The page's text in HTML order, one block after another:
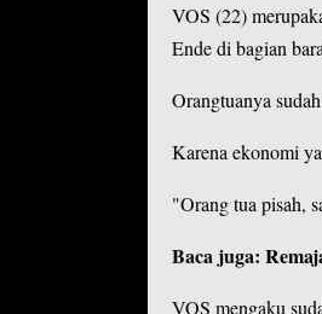
VOS (22)
Endedi bagian
Orangtuanya
Karena ekonomi
"Orang tua pisah,
Baca juga:
VOS mengaku